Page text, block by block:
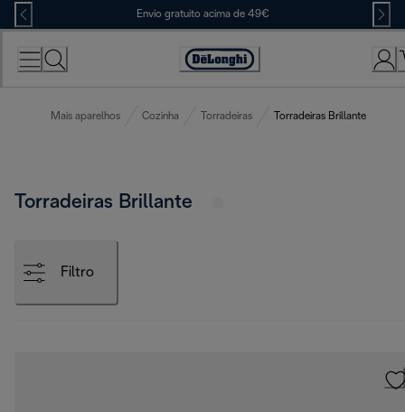
Skip
to
Content
Envio gratuito acima de 49€
Accessibility
Mais aparelhos Cozinha Torradeiras Torradeiras Brillante
Torradeiras Brillante
Filtro